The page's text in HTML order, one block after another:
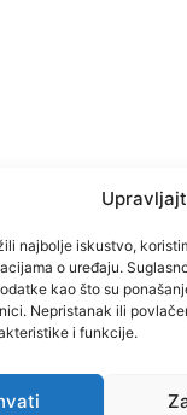
najbolje iskustvo,
o uređaju.
kao što su
Nepristanak ili
i funkcije.